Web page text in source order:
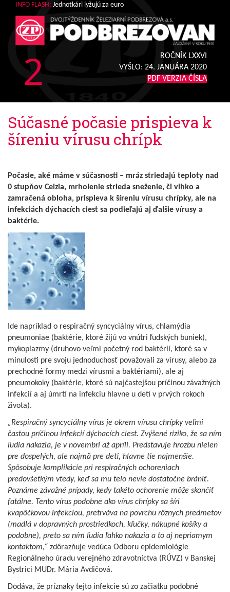
INFO FLASH: Jednotkári lyžujú za euro
2
ROČNÍK LXXVI
VYŠLO: 24. JANUÁRA 2020
PDF VERZIA ČÍSLA
Súčasné počasie prispieva k
šíreniu vírusu chrípk
Počasie, aké máme v súčasnosti – mráz striedajú teploty nad
0 stupňov Celzia, mrholenie strieda sneženie, či vlhko a
zamračená obloha, prispieva k šíreniu vírusu chrípky, ale na
infekciách dýchacích ciest sa podieľajú aj ďalšie vírusy a
baktérie.
Ide napríklad o respiračný syncyciálny vírus, chlamýdia
pneumoniae (baktérie, ktoré žijú vo vnútri ľudských buniek),
mykoplazmy (druhovo veľmi početný rod baktérií, ktoré sa v
minulosti pre svoju jednoduchosť považovali za vírusy, alebo za
prechodné formy medzi vírusmi a baktériami), ale aj
pneumokoky (baktérie, ktoré sú najčastejšou príčinou závažných
infekcií a aj úmrtí na infekciu hlavne u detí v prvých rokoch
života).
„Respiračný syncyciálny vírus je okrem vírusu chrípky veľmi
častou príčinou infekcií dýchacích ciest. Zvýšené riziko, že sa ním
ľudia nakazia, je v novembri až apríli. Predstavuje hrozbu nielen
pre dospelých, ale najmä pre deti, hlavne tie najmenšie.
Spôsobuje komplikácie pri respiračných ochoreniach
predovšetkým vtedy, keď sa mu telo nevie dostatočne brániť.
Poznáme závažné prípady, kedy takéto ochorenie môže skončiť
fatálne. Tento vírus podobne ako vírus chrípky sa šíri
kvapôčkovou infekciou, pretrváva na povrchu rôznych predmetov
(madlá v dopravných prostriedkoch, kľučky, nákupné košíky a
podobne), preto sa ním ľudia ľahko nakazia a to aj nepriamym
kontaktom,“ zdôrazňuje vedúca Odboru epidemiológie
Regionálneho úradu verejného zdravotníctva (RÚVZ) v Banskej
Bystrici MUDr. Mária Avdičová.
Dodáva, že príznaky tejto infekcie sú zo začiatku podobné